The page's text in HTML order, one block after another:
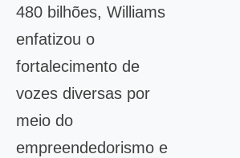
480 bilhões, Williams
enfatizou o
fortalecimento de
vozes diversas por
meio do
empreendedorismo e